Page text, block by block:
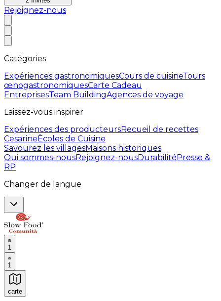
Rejoignez-nous
Catégories
Expériences gastronomiquesCours de cuisineTours
œnogastronomiquesCarte Cadeau
EntreprisesTeam BuildingAgences de voyage
Laissez-vous inspirer
Expériences des producteursRecueil de recettes
CesarineÈcoles de Cuisine
Savourez les villagesMaisons historiques
Qui sommes-nousRejoignez-nousDurabilitéPresse &
RP
Changer de langue
1
1
carte